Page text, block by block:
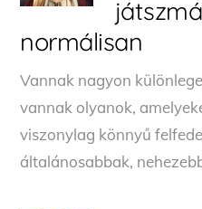
normálisan
Vannak nagyon
vannak olyanok,
viszonylag könnyű
általánosabbak,